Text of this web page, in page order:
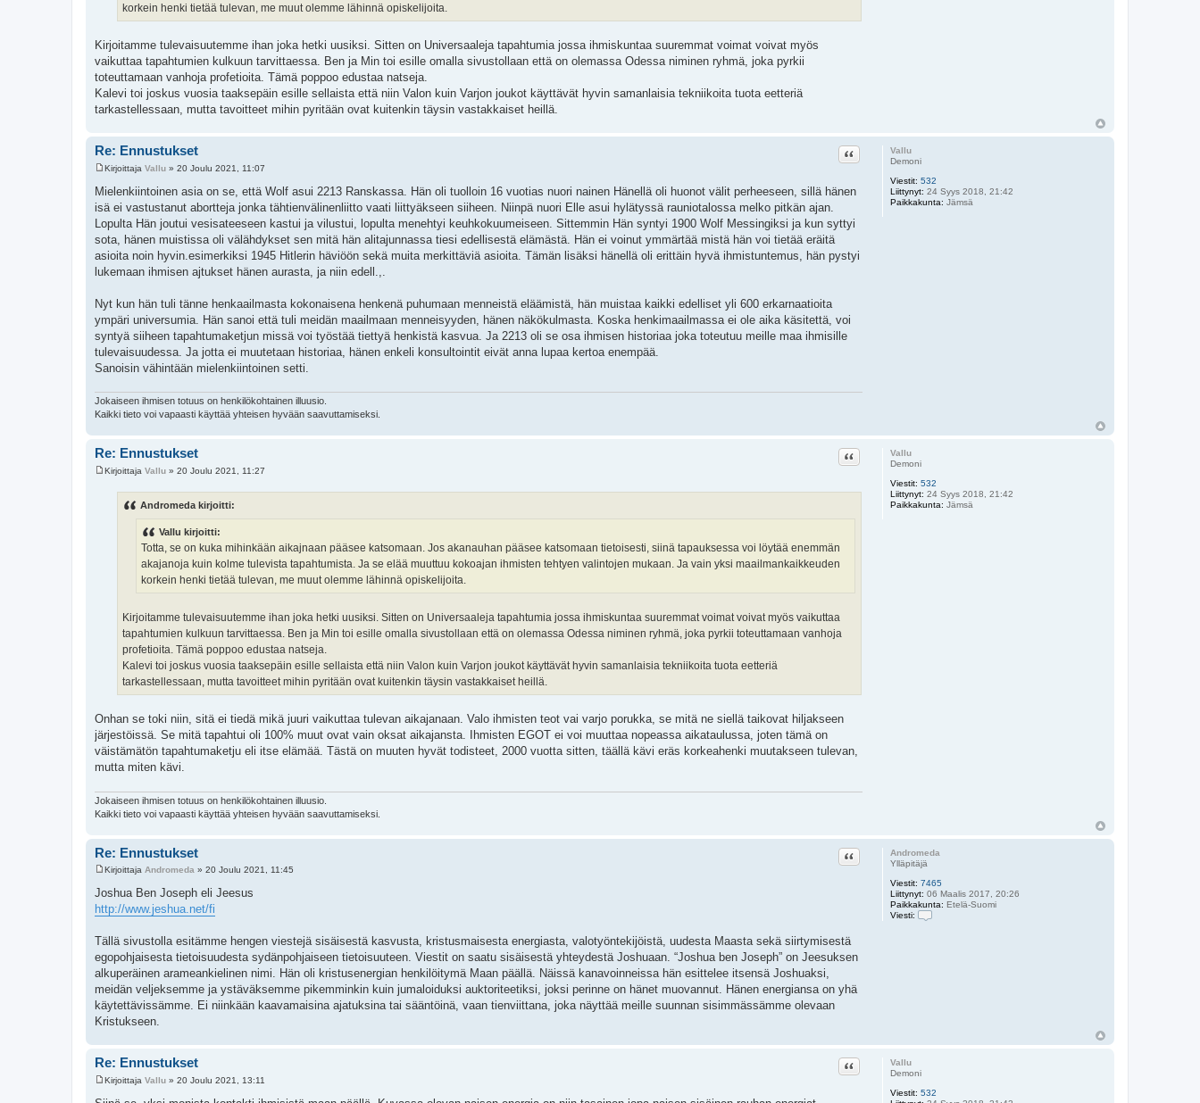
korkein henki tietää tulevan, me muut olemme lähinnä opiskelijoita.
Kirjoitamme tulevaisuutemme ihan joka hetki uusiksi. Sitten on Universaaleja tapahtumia jossa ihmiskuntaa suuremmat voimat voivat myös
vaikuttaa tapahtumien kulkuun tarvittaessa. Ben ja Min toi esille omalla sivustollaan että on olemassa Odessa niminen ryhmä, joka pyrkii
toteuttamaan vanhoja profetioita. Tämä poppoo edustaa natseja.
Kalevi toi joskus vuosia taaksepäin esille sellaista että niin Valon kuin Varjon joukot käyttävät hyvin samanlaisia tekniikoita tuota eetteriä
tarkastellessaan, mutta tavoitteet mihin pyritään ovat kuitenkin täysin vastakkaiset heillä.
Vallu
Demoni
Viestit: 532
Liittynyt: 24 Syys 2018, 21:42
Paikkakunta: Jämsä
Re: Ennustukset Lainaa
i
e
s
i
Kirjoittaja Vallu » 20 Joulu 2021, 11:07
Mielenkiintoinen asia on se, että Wolf asui 2213 Ranskassa. Hän oli tuolloin 16 vuotias nuori nainen Hänellä oli huonot välit perheeseen, sillä hänen
isä ei vastustanut abortteja jonka tähtienvälinenliitto vaati liittyäkseen siiheen. Niinpä nuori Elle asui hylätyssä rauniotalossa melko pitkän ajan.
Lopulta Hän joutui vesisateeseen kastui ja vilustui, lopulta menehtyi keuhkokuumeiseen. Sittemmin Hän syntyi 1900 Wolf Messingiksi ja kun syttyi
sota, hänen muistissa oli välähdykset sen mitä hän alitajunnassa tiesi edellisestä elämästä. Hän ei voinut ymmärtää mistä hän voi tietää eräitä
asioita noin hyvin.esimerkiksi 1945 Hitlerin häviöön sekä muita merkittäviä asioita. Tämän lisäksi hänellä oli erittäin hyvä ihmistuntemus, hän pystyi
lukemaan ihmisen ajtukset hänen aurasta, ja niin edell.,.
Nyt kun hän tuli tänne henkaailmasta kokonaisena henkenä puhumaan menneistä eläämistä, hän muistaa kaikki edelliset yli 600 erkarnaatioita
ympäri universumia. Hän sanoi että tuli meidän maailmaan menneisyyden, hänen näkökulmasta. Koska henkimaailmassa ei ole aika käsitettä, voi
syntyä siiheen tapahtumaketjun missä voi työstää tiettyä henkistä kasvua. Ja 2213 oli se osa ihmisen historiaa joka toteutuu meille maa ihmisille
tulevaisuudessa. Ja jotta ei muutetaan historiaa, hänen enkeli konsultointit eivät anna lupaa kertoa enempää.
Sanoisin vähintään mielenkiintoinen setti.
Jokaiseen ihmisen totuus on henkilökohtainen illuusio.
Kaikki tieto voi vapaasti käyttää yhteisen hyvään saavuttamiseksi.
Vallu
Demoni
Viestit: 532
Liittynyt: 24 Syys 2018, 21:42
Paikkakunta: Jämsä
Re: Ennustukset Lainaa
Kirjoittaja Vallu » 20 Joulu 2021, 11:27
Andromeda kirjoitti:
Vallu kirjoitti:
Totta, se on kuka mihinkään aikajnaan pääsee katsomaan. Jos akanauhan pääsee katsomaan tietoisesti, siinä tapauksessa voi löytää enemmän
akajanoja kuin kolme tulevista tapahtumista. Ja se elää muuttuu kokoajan ihmisten tehtyen valintojen mukaan. Ja vain yksi maailmankaikkeuden
korkein henki tietää tulevan, me muut olemme lähinnä opiskelijoita.
Kirjoitamme tulevaisuutemme ihan joka hetki uusiksi. Sitten on Universaaleja tapahtumia jossa ihmiskuntaa suuremmat voimat voivat myös vaikuttaa
tapahtumien kulkuun tarvittaessa. Ben ja Min toi esille omalla sivustollaan että on olemassa Odessa niminen ryhmä, joka pyrkii toteuttamaan vanhoja
profetioita. Tämä poppoo edustaa natseja.
Kalevi toi joskus vuosia taaksepäin esille sellaista että niin Valon kuin Varjon joukot käyttävät hyvin samanlaisia tekniikoita tuota eetteriä
tarkastellessaan, mutta tavoitteet mihin pyritään ovat kuitenkin täysin vastakkaiset heillä.
Onhan se toki niin, sitä ei tiedä mikä juuri vaikuttaa tulevan aikajanaan. Valo ihmisten teot vai varjo porukka, se mitä ne siellä taikovat hiljakseen
järjestöissä. Se mitä tapahtui oli 100% muut ovat vain oksat aikajansta. Ihmisten EGOT ei voi muuttaa nopeassa aikataulussa, joten tämä on
väistämätön tapahtumaketju eli itse elämää. Tästä on muuten hyvät todisteet, 2000 vuotta sitten, täällä kävi eräs korkeahenki muutakseen tulevan,
mutta miten kävi.
Jokaiseen ihmisen totuus on henkilökohtainen illuusio.
Kaikki tieto voi vapaasti käyttää yhteisen hyvään saavuttamiseksi.
Andromeda
Ylläpitäjä
Viestit: 7465
Liittynyt: 06 Maalis 2017, 20:26
Paikkakunta: Etelä-Suomi
Viesti:
m
Re: Ennustukset Lainaa
i
e
s
Kirjoittaja Andromeda » 20 Joulu 2021, 11:45
Joshua Ben Joseph eli Jeesus
http://www.jeshua.net/fi
Tällä sivustolla esitämme hengen viestejä sisäisestä kasvusta, kristusmaisesta energiasta, valotyöntekijöistä, uudesta Maasta sekä siirtymisestä
egopohjaisesta tietoisuudesta sydänpohjaiseen tietoisuuteen. Viestit on saatu sisäisestä yhteydestä Joshuaan. “Joshua ben Joseph” on Jeesuksen
alkuperäinen arameankielinen nimi. Hän oli kristusenergian henkilöitymä Maan päällä. Näissä kanavoinneissa hän esittelee itsensä Joshuaksi,
meidän veljeksemme ja ystäväksemme pikemminkin kuin jumaloiduksi auktoriteetiksi, joksi perinne on hänet muovannut. Hänen energiansa on yhä
käytettävissämme. Ei niinkään kaavamaisina ajatuksina tai sääntöinä, vaan tienviittana, joka näyttää meille suunnan sisimmässämme olevaan
Kristukseen.
Vallu
Demoni
Viestit: 532
Re: Ennustukset Lainaa
i
Kirjoittaja Vallu » 20 Joulu 2021, 13:11